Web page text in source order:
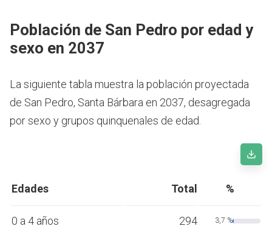
Población de San Pedro por edad y
sexo en 2037
La siguiente tabla muestra la población proyectada
de San Pedro, Santa Bárbara en 2037, desagregada
por sexo y grupos quinquenales de edad.
Edades Total %
0 a 4 años 294 3,7 %